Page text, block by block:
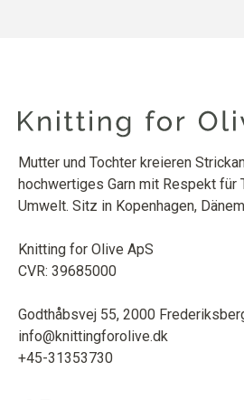
Mutter und Tochter kreieren
hochwertiges Garn mit Respekt für
Umwelt. Sitz in Kopenhagen,
Knitting for Olive ApS
CVR: 39685000
Godthåbsvej 55, 2000
info@knittingforolive.dk
+45-31353730